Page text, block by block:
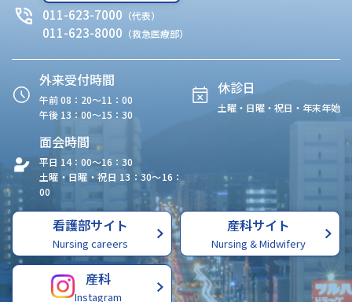
011-623-7000 （代表）
011-623-8000 （救急医療部）
外来受付時間
午前 08：20〜11：00
午後 13：00〜15：30
休診日
土曜・日曜・祝日・年末年始
面会時間
平日 14：00〜16：30
土曜・日曜・祝日 13：30〜16：
00
看護部サイト
Nursing careers
産科サイト
Nursing & Midwifery
産科
Instagram